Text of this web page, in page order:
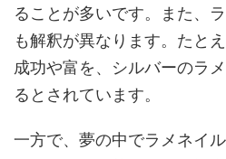
ることが多いです。また、
も解釈が異なります。たと
成功や富を、シルバーのラ
るとされています。
一方で、夢の中でラメネイ